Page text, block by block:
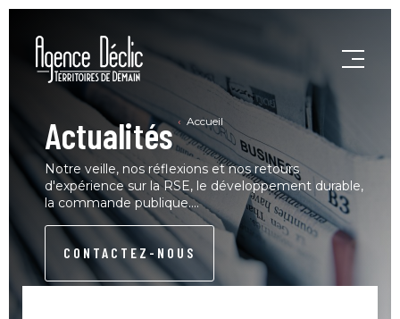
Accueil
Actualités
Notre veille, nos réflexions et nos retours
d'expérience sur la RSE, le développement durable,
la commande publique....
CONTACTEZ-NOUS